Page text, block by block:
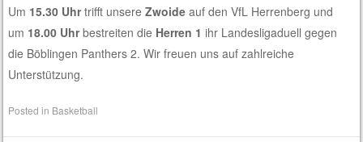
Um 15.30 Uhrtrifft unsereZwoideauf den VfL Herrenberg und
um 18.00 Uhrbestreiten die Herren 1 ihr Landesligaduell gegen
die Böblingen Panthers 2. Wir freuen uns auf zahlreiche
Unterstützung.
Posted in Basketball